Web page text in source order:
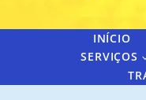
INÍCIO
SERVIÇOS